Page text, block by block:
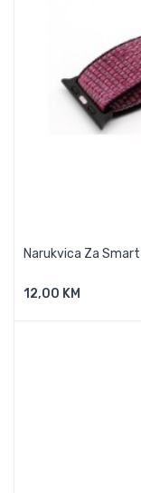
Narukvica Za
12,00 KMDodaj U Košaricu